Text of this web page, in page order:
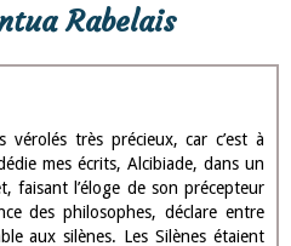
de 1ère
et savoir
invite le lecteur à dépasser le rire
le rire se profile le savoir et
sont nombreuses, Platon,
humaniste qui s'exprime dans les